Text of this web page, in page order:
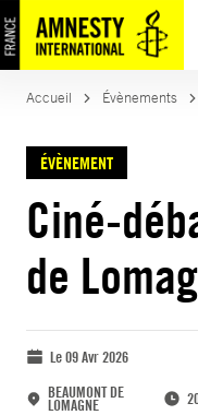
Accueil Évènements
ÉVÈNEMENT
Ciné-
de
Le 09 Avr 2026
BEAUMONT DE
LOMAGNE